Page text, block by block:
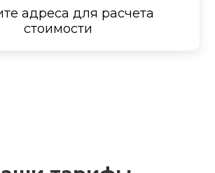
адреса для расчета
стоимости